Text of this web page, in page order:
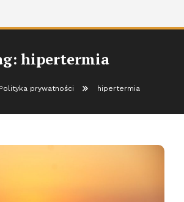
hipertermia
Polityka prywatności hipertermia